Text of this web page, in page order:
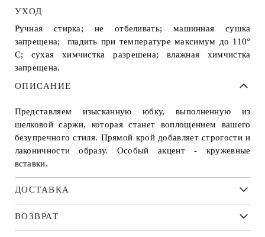
УХОД
Ручная стирка; не отбеливать; машинная сушка
запрещена; гладить при температуре максимум до 110°
С; сухая химчистка разрешена; влажная химчистка
запрещена.
ОПИСАНИЕ
Представляем изысканную юбку, выполненную из
шелковой саржи, которая станет воплощением вашего
безупречного стиля. Прямой крой добавляет строгости и
лаконичности образу. Особый акцент - кружевные
вставки.
ДОСТАВКА
ВОЗВРАТ